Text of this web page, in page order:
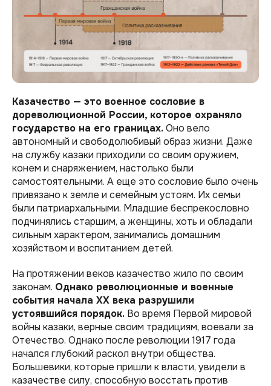
Казачество — это военное сословие в
дореволюционной России, которое охраняло
государство на его границах.Оно вело
автономный и свободолюбивый образ жизни. Даже
на службу казаки приходили со своим оружием,
конем и снаряжением, настолько были
самостоятельными. А еще это сословие было очень
привязано к земле и семейным устоям. Их семьи
были патриархальными. Младшие беспрекословно
подчинялись старшим, а женщины, хоть и обладали
сильным характером, занимались домашним
хозяйством и воспитанием детей.
На протяжении веков казачество жило по своим
законам. Однако революционные и военные
события начала XX века разрушили
устоявшийся порядок. Во время Первой мировой
войны казаки, верные своим традициям, воевали за
Отечество. Однако после революции 1917 года
начался глубокий раскол внутри общества.
Большевики, которые пришли к власти, увидели в
казачестве силу, способную восстать против